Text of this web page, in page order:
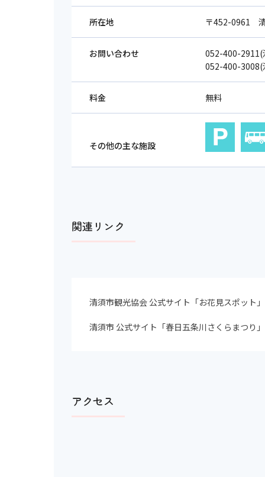
所在地 〒452-0961
お問い合わせ
052-400-2911(
052-400-3008(
料金 無料
その他の主な施設
関連リンク
清須市観光協会 公式サイト「お花見スポット
清須市 公式サイト「春日五条川さくらまつり
アクセス